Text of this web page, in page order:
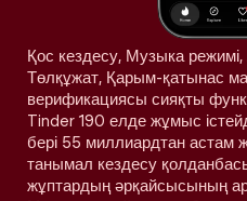
Қос кездесу, Музыка режимі,
Төлқұжат, Қарым-қатынас
верификациясы сияқты
Tinder 190 елде жұмыс
бері 55 миллиардтан астам
танымал кездесу
жұптардың әрқайсысының